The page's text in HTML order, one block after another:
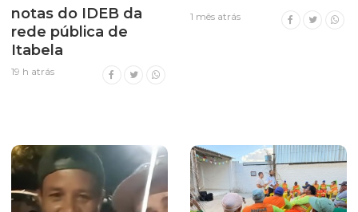
notas do IDEB da
rede pública de
Itabela
19 h atrás
1 mês atrás